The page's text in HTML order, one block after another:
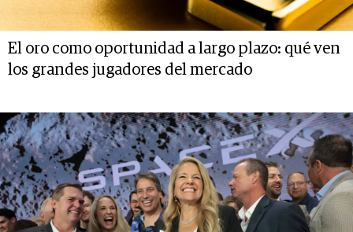
El oro como oportunidad a largo plazo: qué ven
los grandes jugadores del mercado